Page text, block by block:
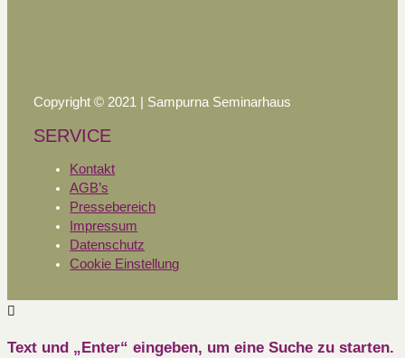
Copyright © 2021 | Sampurna Seminarhaus
SERVICE
Kontakt
AGB’s
Pressebereich
Impressum
Datenschutz
Cookie Einstellung
Text und „Enter“ eingeben, um eine Suche zu starten.